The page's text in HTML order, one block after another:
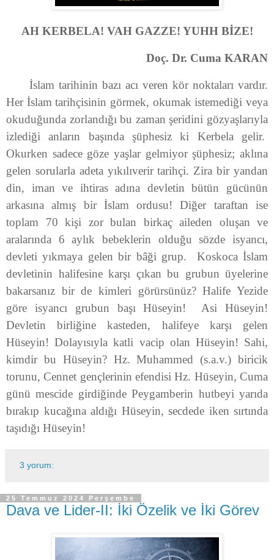
AH KERBELA! VAH GAZZE! YUHH BİZE!
Doç. Dr. Cuma KARAN
İslam tarihinin bazı acı veren kör noktaları vardır.
Her İslam tarihçisinin görmek, okumak istemediği veya
okuduğunda zorlandığı bu zaman şeridini gözyaşlarıyla
izlediği anların başında şüphesiz ki Kerbela gelir.
Okurken sadece göze yaşlar gelmiyor şüphesiz; aklına
gelen sorularla adeta yıkılıverir tarihçi. Zira bir yandan
din, iman ve ihtiras adına devletin bütün gücünün
arkasına almış bir İslam ordusu! Diğer taraftan ise
toplam 70 kişi zor bulan birkaç aileden oluşan ve
aralarında 6 aylık bebeklerin olduğu sözde isyancı,
devleti yıkmaya gelen bir bâği grup. Koskoca İslam
devletinin halifesine karşı çıkan bu grubun üyelerine
bakarsanız bir de kimleri görürsünüz? Halife Yezide
göre isyancı grubun başı Hüseyin! Asi Hüseyin!
Devletin birliğine kasteden, halifeye karşı gelen
Hüseyin! Dolayısıyla katli vacip olan Hüseyin! Sahi,
kimdir bu Hüseyin? Hz. Muhammed (s.a.v.) biricik
torunu, Cennet gençlerinin efendisi Hz. Hüseyin, Cuma
günü mescide girdiğinde Peygamberin hutbeyi yarıda
bırakıp kucağına aldığı Hüseyin, secdede iken sırtında
taşıdığı Hüseyin!
3 yorum:
25 Temmuz 2024 Perşembe
Dava ve Lider-II: İki Özelik ve İki Görev